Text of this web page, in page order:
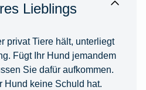
Lieblings
privat Tiere hält, unterliegt
Fügt Ihr Hund jemandem
Sie dafür aufkommen.
Hund keine Schuld hat.